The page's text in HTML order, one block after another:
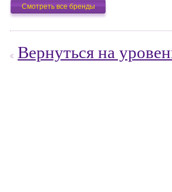
Смотреть все бренды
Вернуться на